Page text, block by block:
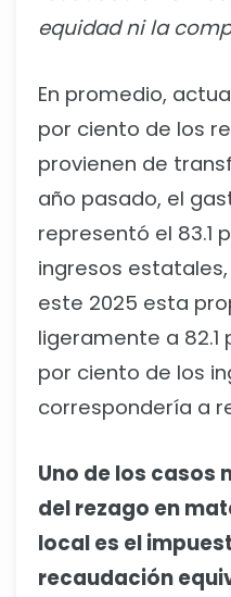
equidad ni la
En promedio,
por ciento de los
provienen de
año pasado, el
representó el 83.1
ingresos
este 2025 esta
ligeramente a 82.1
por ciento de los
correspondería a
Uno de los casos
del rezago en
local es el
recaudación